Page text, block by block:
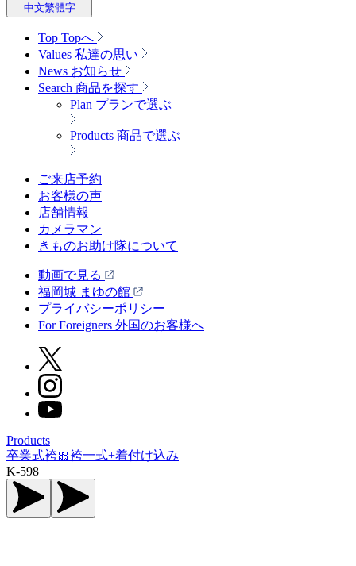
中文繁體字
Top Topへ
Values 私達の思い
News お知らせ
Search 商品を探す
Plan プランで選ぶ
Products 商品で選ぶ
ご来店予約
お客様の声
店舗情報
カメラマン
きものお助け隊について
動画で見る
福岡城 まゆの館
プライバシーポリシー
For Foreigners 外国のお客様へ
Products
卒業式袴🎀袴一式+着付け込み
K-598